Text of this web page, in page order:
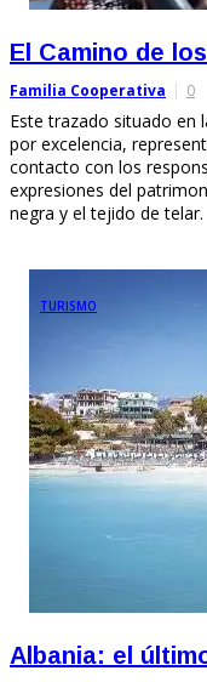
El Camino de
Familia Cooperativa 0
Este trazado situado en
por excelencia,
contacto con los
expresiones del
negra y el tejido de telar.
TURISMO
Albania: el